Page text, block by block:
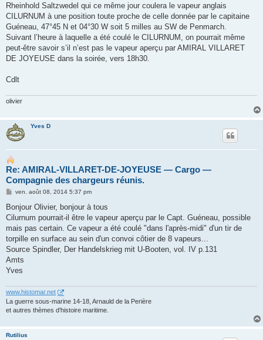
Rheinhold Saltzwedel qui ce même jour coulera le vapeur anglais
CILURNUM à une position toute proche de celle donnée par le capitaine
Guéneau, 47°45 N et 04°30 W soit 5 milles au SW de Penmarch.
Suivant l’heure à laquelle a été coulé le CILURNUM, on pourrait même
peut-être savoir s’il n’est pas le vapeur aperçu par AMIRAL VILLARET
DE JOYEUSE dans la soirée, vers 18h30.
Cdlt
olivier
Yves D
Re: AMIRAL-VILLARET-DE-JOYEUSE ― Cargo ―
Compagnie des chargeurs réunis.
M
s
a
g
ven. août 08, 2014 5:37 pm
Bonjour Olivier, bonjour à tous
Cilurnum pourrait-il être le vapeur aperçu par le Capt. Guéneau, possible
mais pas certain. Ce vapeur a été coulé "dans l'après-midi" d'un tir de
torpille en surface au sein d'un convoi côtier de 8 vapeurs...
Source Spindler, Der Handelskrieg mit U-Booten, vol. IV p.131
Amts
Yves
www.histomar.net
La guerre sous-marine 14-18, Arnauld de la Perière
et autres thèmes d'histoire maritime.
Rutilius